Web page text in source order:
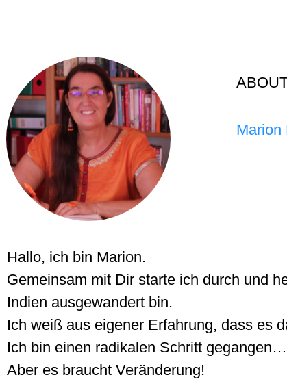
Marion
Hallo, ich bin Marion.
Gemeinsam mit Dir starte ich durch und
Indien ausgewandert bin.
Ich weiß aus eigener Erfahrung, dass es
Ich bin einen radikalen Schritt
Aber es braucht Veränderung!